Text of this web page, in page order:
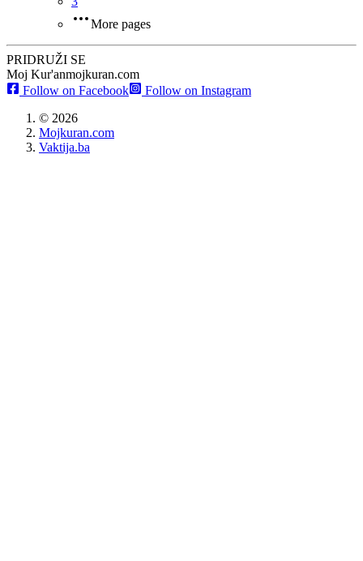
More pages
PRIDRUŽI SE
Moj Kur'anmojkuran.com
Follow on Facebook
Follow on Instagram
© 2026
Mojkuran.com
Vaktija.ba